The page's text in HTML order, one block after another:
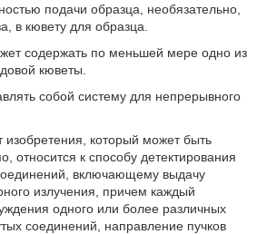
подачи образца, необязательно,
в кювету для образца.
содержать по меньшей мере одно из
кюветы.
собой систему для непрерывного
изобретения, который может быть
относится к способу детектирования
включающему выдачу
излучения, причем каждый
одного или более различных
соединений, направление пучков